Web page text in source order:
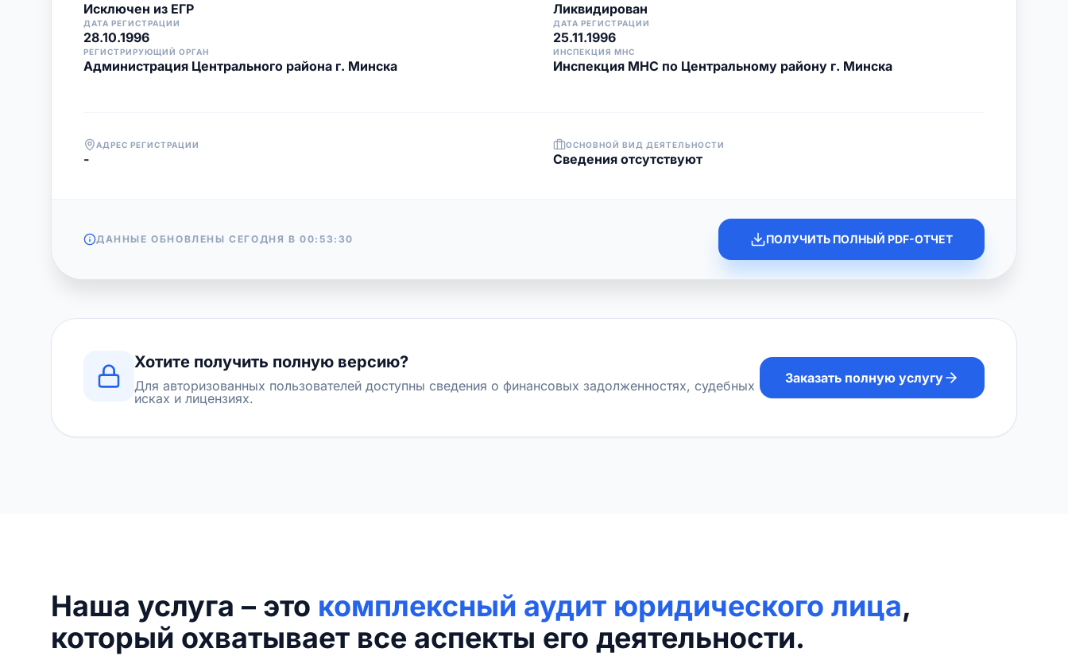
Исключен из ЕГР
ДАТА РЕГИСТРАЦИИ
28.10.1996
РЕГИСТРИРУЮЩИЙ ОРГАН
Администрация Центрального района г. Минска
Ликвидирован
ДАТА РЕГИСТРАЦИИ
25.11.1996
ИНСПЕКЦИЯ МНС
Инспекция МНС по Центральному району г. Минска
АДРЕС РЕГИСТРАЦИИ
-
ОСНОВНОЙ ВИД ДЕЯТЕЛЬНОСТИ
Cведения отсутствуют
ДАННЫЕ ОБНОВЛЕНЫ СЕГОДНЯ В00:53:30 ПОЛУЧИТЬ ПОЛНЫЙ PDF-ОТЧЕТ
Хотите получить полную версию?
Для авторизованных пользователей доступны сведения о финансовых задолженностях, судебных
исках и лицензиях.
Заказать полную услугу
Наша услуга – это комплексный аудит юридического лица,
который охватывает все аспекты его деятельности.